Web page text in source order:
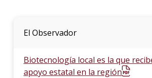
El Observador
Biotecnología local es la que
apoyo estatal en la región